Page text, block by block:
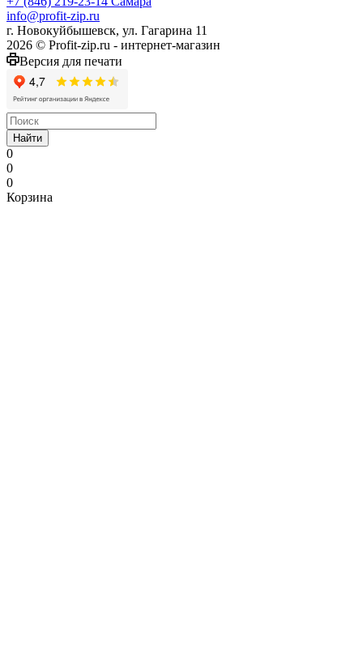
info@profit-zip.ru
г. Новокуйбышевск, ул. Гагарина 11
2026 © Profit-zip.ru - интернет-магазин
Версия для печати
Найти
0
0
0
Корзина